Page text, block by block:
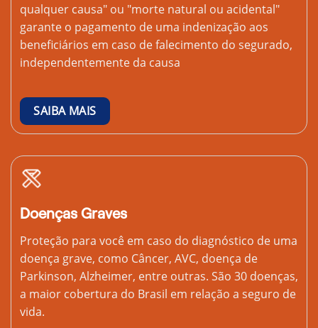
qualquer causa" ou "morte natural ou acidental"
garante o pagamento de uma indenização aos
beneficiários em caso de falecimento do segurado,
independentemente da causa
SAIBA MAIS
Doenças Graves
Proteção para você em caso do diagnóstico de uma
doença grave, como Câncer, AVC, doença de
Parkinson, Alzheimer, entre outras. São 30 doenças,
a maior cobertura do Brasil em relação a seguro de
vida.